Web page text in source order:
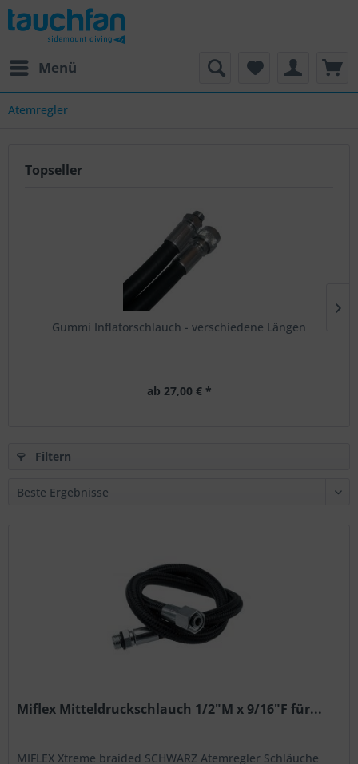
Menü
Atemregler
Topseller
Gummi Inflatorschlauch - verschiedene Längen
ab 27,00 € *
Filtern
Miflex Mitteldruckschlauch 1/2"M x 9/16"F für...
MIFLEX Xtreme braided SCHWARZ Atemregler Schläuche